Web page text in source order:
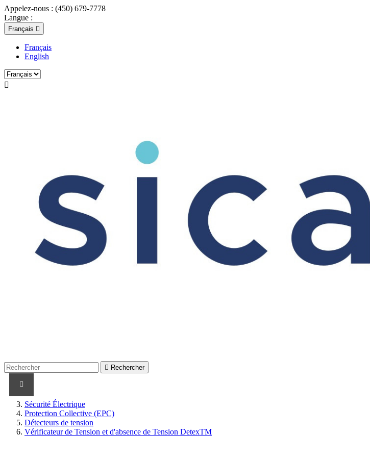
Appelez-nous : (450) 679-7778
Langue :
Français 
Français
English

 Rechercher
Sécurité Électrique
Protection Collective (EPC)
Détecteurs de tension
Vérificateur de Tension et d'absence de Tension DetexTM